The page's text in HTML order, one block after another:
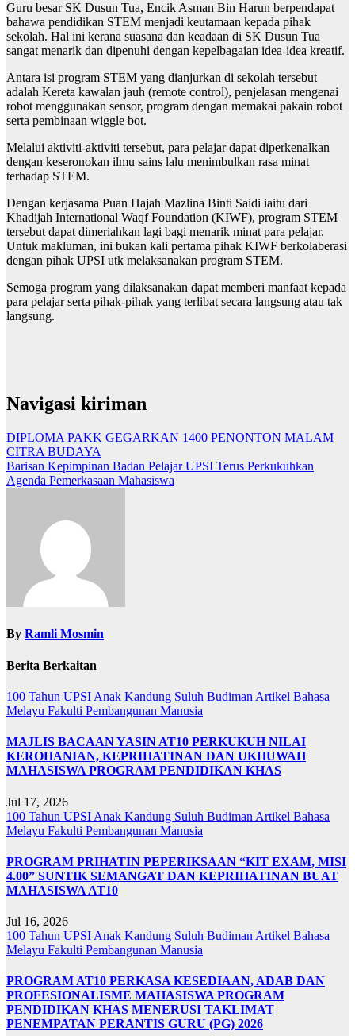
Guru besar SK Dusun Tua, Encik Asman Bin Harun berpendapat
bahawa pendidikan STEM menjadi keutamaan kepada pihak
sekolah. Hal ini kerana suasana dan keadaan di SK Dusun Tua
sangat menarik dan dipenuhi dengan kepelbagaian idea-idea kreatif.
Antara isi program STEM yang dianjurkan di sekolah tersebut
adalah Kereta kawalan jauh (remote control), penjelasan mengenai
robot menggunakan sensor, program dengan memakai pakain robot
serta pembinaan wiggle bot.
Melalui aktiviti-aktiviti tersebut, para pelajar dapat diperkenalkan
dengan keseronokan ilmu sains lalu menimbulkan rasa minat
terhadap STEM.
Dengan kerjasama Puan Hajah Mazlina Binti Saidi iaitu dari
Khadijah International Waqf Foundation (KIWF), program STEM
tersebut dapat dimeriahkan lagi bagi menarik minat para pelajar.
Untuk makluman, ini bukan kali pertama pihak KIWF berkolaberasi
dengan pihak UPSI utk melaksanakan program STEM.
Semoga program yang dilaksanakan dapat memberi manfaat kepada
para pelajar serta pihak-pihak yang terlibat secara langsung atau tak
langsung.
Navigasi kiriman
DIPLOMA PAKK GEGARKAN 1400 PENONTON MALAM
CITRA BUDAYA
Barisan Kepimpinan Badan Pelajar UPSI Terus Perkukuhkan
Agenda Pemerkasaan Mahasiswa
By Ramli Mosmin
Berita Berkaitan
100 Tahun UPSI Anak Kandung Suluh Budiman Artikel Bahasa
Melayu Fakulti Pembangunan Manusia
MAJLIS BACAAN YASIN AT10 PERKUKUH NILAI
KEROHANIAN, KEPRIHATINAN DAN UKHUWAH
MAHASISWA PROGRAM PENDIDIKAN KHAS
Jul 17, 2026
100 Tahun UPSI Anak Kandung Suluh Budiman Artikel Bahasa
Melayu Fakulti Pembangunan Manusia
PROGRAM PRIHATIN PEPERIKSAAN “KIT EXAM, MISI
4.00” SUNTIK SEMANGAT DAN KEPRIHATINAN BUAT
MAHASISWA AT10
Jul 16, 2026
100 Tahun UPSI Anak Kandung Suluh Budiman Artikel Bahasa
Melayu Fakulti Pembangunan Manusia
PROGRAM AT10 PERKASA KESEDIAAN, ADAB DAN
PROFESIONALISME MAHASISWA PROGRAM
PENDIDIKAN KHAS MENERUSI TAKLIMAT
PENEMPATAN PERANTIS GURU (PG) 2026